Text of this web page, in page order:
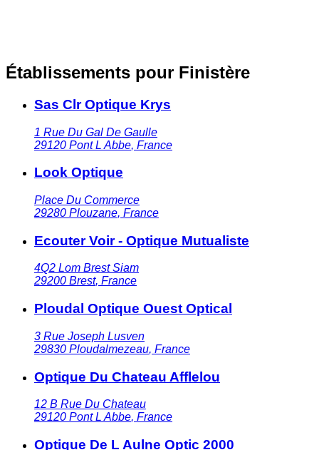
Établissements pour Finistère
Sas Clr Optique Krys
1 Rue Du Gal De Gaulle
29120 Pont L Abbe, France
Look Optique
Place Du Commerce
29280 Plouzane, France
Ecouter Voir - Optique Mutualiste
4Q2 Lom Brest Siam
29200 Brest, France
Ploudal Optique Ouest Optical
3 Rue Joseph Lusven
29830 Ploudalmezeau, France
Optique Du Chateau Afflelou
12 B Rue Du Chateau
29120 Pont L Abbe, France
Optique De L Aulne Optic 2000